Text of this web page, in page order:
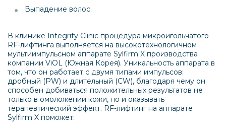
Выпадение волос.
В клинике Integrity Clinic процедура микроигольчатого
RF-лифтинга выполняется на высокотехнологичном
мультиимпульсном аппарате Sylfirm X производства
компании ViOL (Южная Корея). Уникальность аппарата в
том, что он работает с двумя типами импульсов:
дробный (PW) и длительный (CW), благодаря чему он
способен добиваться положительных результатов не
только в омоложении кожи, но и оказывать
терапевтический эффект. RF-лифтинг на аппарате
Sylfirm X поможет: